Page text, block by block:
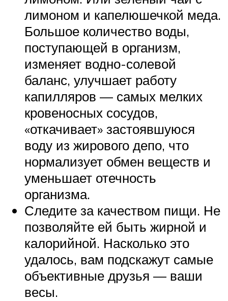
лимоном и капелюшечкой меда.
Большое количество воды,
поступающей в организм,
изменяет водно-солевой
баланс, улучшает работу
капилляров — самых мелких
кровеносных сосудов,
«откачивает» застоявшуюся
воду из жирового депо, что
нормализует обмен веществ и
уменьшает отечность
организма.
Следите за качеством пищи. Не
позволяйте ей быть жирной и
калорийной. Насколько это
удалось, вам подскажут самые
объективные друзья — ваши
весы.